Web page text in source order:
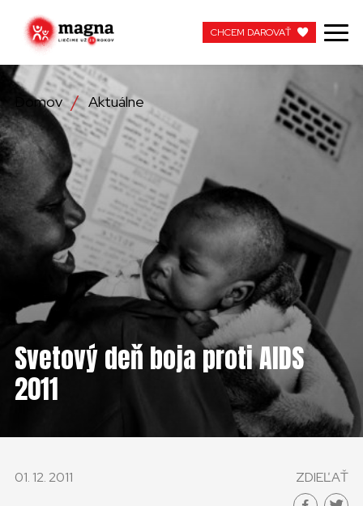
CHCEM DAROVAŤ
NAŠA PRÁCA
O NÁS
AKTUÁLNE
ZAPOJTE SA
APOTEKA + PINAKOTEKA
PRACUJTE S NAMI
KONTAKT
CHCEM DAROVAŤ
Domov Aktuálne
Svetový deň boja proti AIDS
2011
01. 12. 2011 ZDIEĽAŤ